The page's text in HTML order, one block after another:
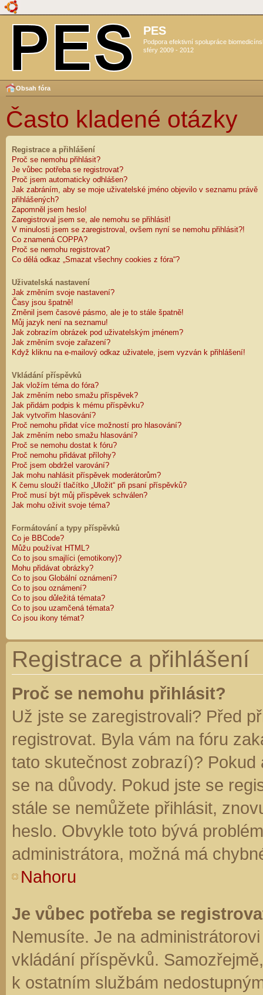
PES
Podpora efektivní spolupráce
sféry 2009 - 2012
Obsah fóra
Často kladené otázky
Registrace a přihlášení
Proč se nemohu přihlásit?
Je vůbec potřeba se registrovat?
Proč jsem automaticky odhlášen?
Jak zabráním, aby se moje uživatelské jméno objevilo v seznamu právě
přihlášených?
Zapomněl jsem heslo!
Zaregistroval jsem se, ale nemohu se přihlásit!
V minulosti jsem se zaregistroval, ovšem nyní se nemohu přihlásit?!
Co znamená COPPA?
Proč se nemohu registrovat?
Co dělá odkaz „Smazat všechny cookies z fóra“?
Uživatelská nastavení
Jak změním svoje nastavení?
Časy jsou špatně!
Změnil jsem časové pásmo, ale je to stále špatně!
Můj jazyk není na seznamu!
Jak zobrazím obrázek pod uživatelským jménem?
Jak změním svoje zařazení?
Když kliknu na e-mailový odkaz uživatele, jsem vyzván k přihlášení!
Vkládání příspěvků
Jak vložím téma do fóra?
Jak změním nebo smažu příspěvek?
Jak přidám podpis k mému příspěvku?
Jak vytvořím hlasování?
Proč nemohu přidat více možností pro hlasování?
Jak změním nebo smažu hlasování?
Proč se nemohu dostat k fóru?
Proč nemohu přidávat přílohy?
Proč jsem obdržel varování?
Jak mohu nahlásit příspěvek moderátorům?
K čemu slouží tlačítko „Uložit“ při psaní příspěvků?
Proč musí být můj příspěvek schválen?
Jak mohu oživit svoje téma?
Formátování a typy příspěvků
Co je BBCode?
Můžu používat HTML?
Co to jsou smajlíci (emotikony)?
Mohu přidávat obrázky?
Co to jsou Globální oznámení?
Co to jsou oznámení?
Co to jsou důležitá témata?
Co to jsou uzamčená témata?
Co jsou ikony témat?
Registrace a přihlášení
Proč se nemohu přihlásit?
Už jste se zaregistrovali? Před
registrovat. Byla vám na fóru
tato skutečnost zobrazí)?
se na důvody. Pokud jste se
stále se nemůžete přihlásit,
heslo. Obvykle toto bývá
administrátora, možná má
Nahoru
Je vůbec potřeba se
Nemusíte. Je na
vkládání příspěvků.
k ostatním službám